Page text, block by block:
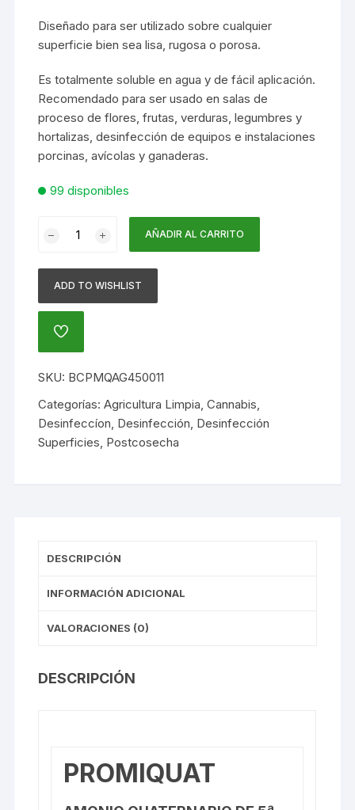
Diseñado para ser utilizado sobre cualquier
superficie bien sea lisa, rugosa o porosa.
Es totalmente soluble en agua y de fácil aplicación.
Recomendado para ser usado en salas de
proceso de flores, frutas, verduras, legumbres y
hortalizas, desinfección de equipos e instalaciones
porcinas, avícolas y ganaderas.
99 disponibles
-
AMONIO
QUATERNARIO
CONCENTRADO
AÑADIR AL CARRITO
ADD TO WISHLIST
AÑADIR
LISTA
DE
SKU: BCPMQAG450011
Categorías:Agricultura Limpia,Cannabis,
Desinfeccíon, Desinfección, Desinfección
Superficies, Postcosecha
DESCRIPCIÓN
INFORMACIÓN ADICIONAL
VALORACIONES (0)
DESCRIPCIÓN
PROMIQUAT